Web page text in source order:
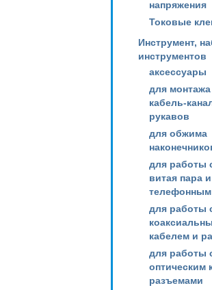
напряжения
Токовые
Инструмент,
инструментов
аксессуары
для монтажа
кабель-
рукавов
для обжима
для работы
витая пара и
телефонным
для работы
кабелем и
для работы
оптическим
разъемами